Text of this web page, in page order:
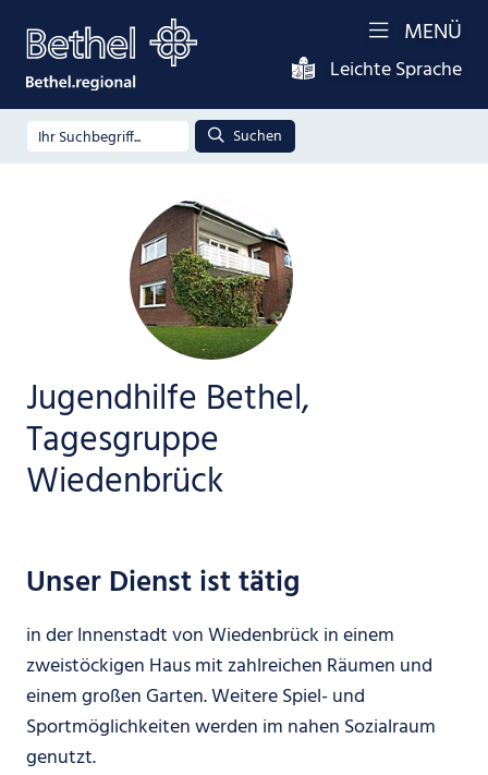
Leichte Sprache
MENÜ
Suchen
Jugendhilfe Bethel,
Tagesgruppe
Wiedenbrück
Unser Dienst ist tätig
in der Innenstadt von Wiedenbrück in einem
zweistöckigen Haus mit zahlreichen Räumen und
einem großen Garten. Weitere Spiel- und
Sportmöglichkeiten werden im nahen Sozialraum
genutzt.